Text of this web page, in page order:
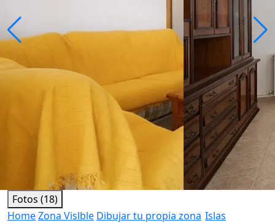
Fotos (18)
HomeZona Vislble Dibujar tu propia zona Islas